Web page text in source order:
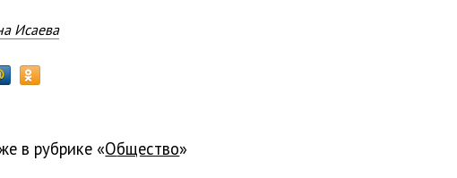
Исаева
в рубрике « общество»